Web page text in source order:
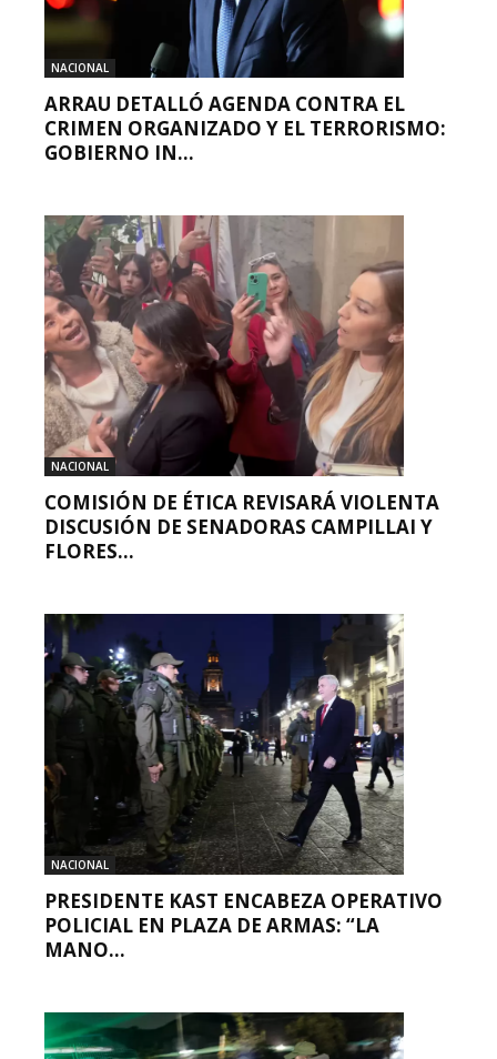
NACIONAL
ARRAU DETALLÓ AGENDA CONTRA EL
CRIMEN ORGANIZADO Y EL TERRORISMO:
GOBIERNO IN...
NACIONAL
COMISIÓN DE ÉTICA REVISARÁ VIOLENTA
DISCUSIÓN DE SENADORAS CAMPILLAI Y
FLORES...
NACIONAL
PRESIDENTE KAST ENCABEZA OPERATIVO
POLICIAL EN PLAZA DE ARMAS: “LA
MANO...